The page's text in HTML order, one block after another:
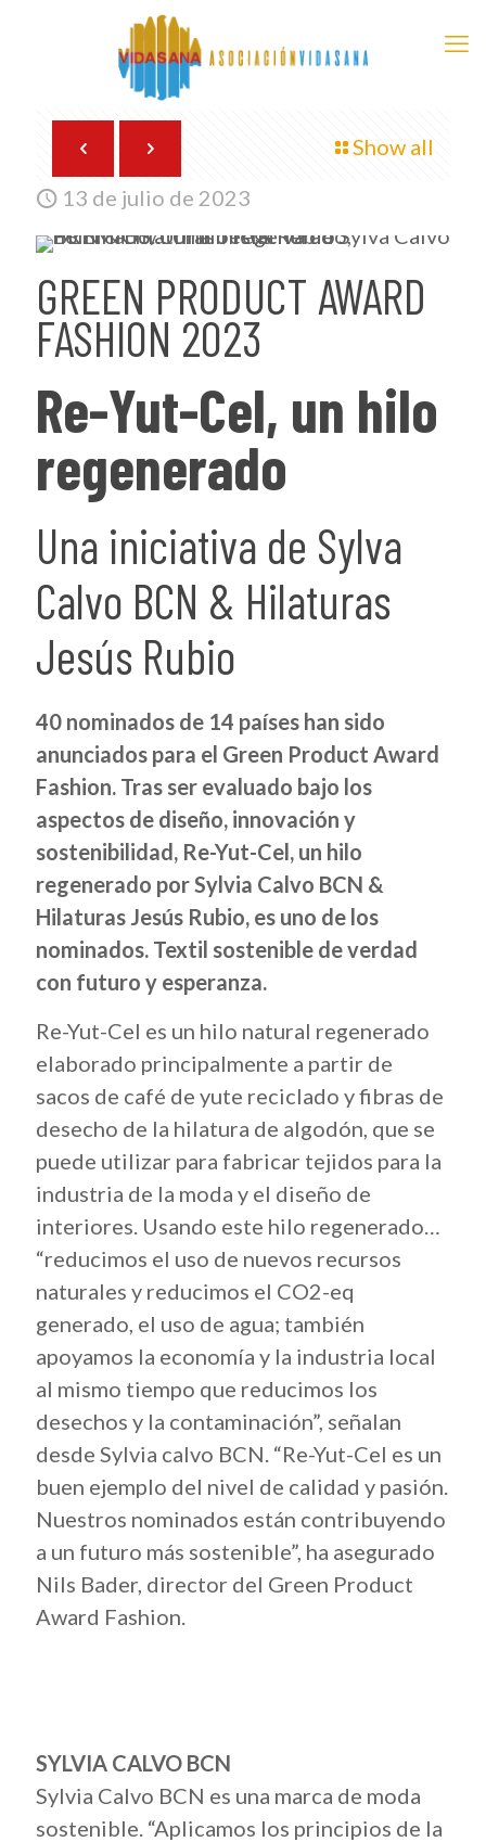
Show all
13 de julio de 2023
GREEN PRODUCT AWARD
FASHION 2023
Re-Yut-Cel, un hilo
regenerado
Una iniciativa de Sylva
Calvo BCN & Hilaturas
Jesús Rubio
40 nominados de 14 países han sido
anunciados para el Green Product Award
Fashion. Tras ser evaluado bajo los
aspectos de diseño, innovación y
sostenibilidad, Re-Yut-Cel, un hilo
regenerado por Sylvia Calvo BCN &
Hilaturas Jesús Rubio, es uno de los
nominados. Textil sostenible de verdad
con futuro y esperanza.
Re-Yut-Cel es un hilo natural regenerado
elaborado principalmente a partir de
sacos de café de yute reciclado y fibras de
desecho de la hilatura de algodón, que se
puede utilizar para fabricar tejidos para la
industria de la moda y el diseño de
interiores. Usando este hilo regenerado…
“reducimos el uso de nuevos recursos
naturales y reducimos el CO2-eq
generado, el uso de agua; también
apoyamos la economía y la industria local
al mismo tiempo que reducimos los
desechos y la contaminación”, señalan
desde Sylvia calvo BCN. “Re-Yut-Cel es un
buen ejemplo del nivel de calidad y pasión.
Nuestros nominados están contribuyendo
a un futuro más sostenible”, ha asegurado
Nils Bader, director del Green Product
Award Fashion.
SYLVIA CALVO BCN
Sylvia Calvo BCN es una marca de moda
sostenible. “Aplicamos los principios de la